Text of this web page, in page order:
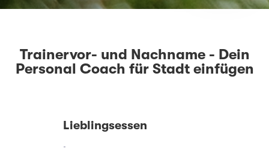
Trainervor- und Nachname - Dein
Personal Coach für Stadt einfügen
Lieblingsessen
-